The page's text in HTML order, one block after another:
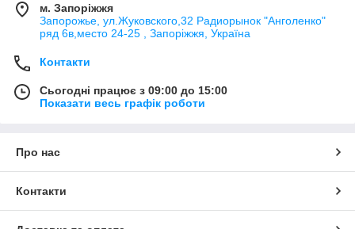
м. Запоріжжя
Запорожье, ул.Жуковского,32 Радиорынок "Анголенко"
ряд 6в,место 24-25 , Запоріжжя, Україна
Контакти
Сьогодні працює з 09:00 до 15:00
Показати весь графік роботи
Про нас
Контакти